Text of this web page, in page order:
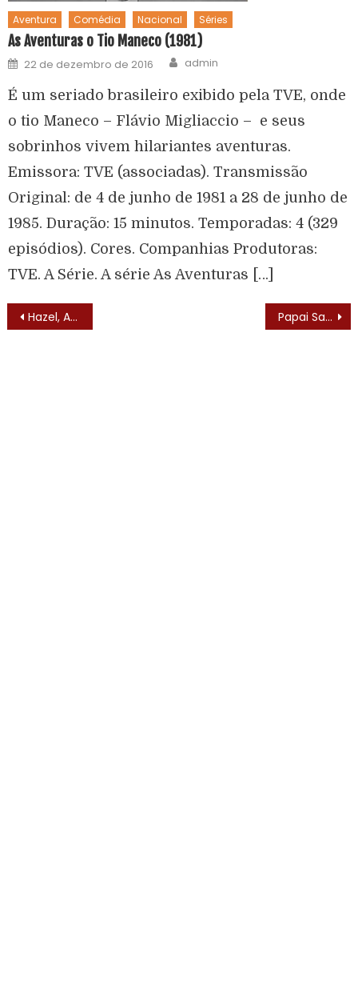
Aventura Comédia Nacional Séries
As Aventuras o Tio Maneco (1981)
22 de dezembro de 2016 admin
É um seriado brasileiro exibido pela TVE, onde
o tio Maneco – Flávio Migliaccio – e seus
sobrinhos vivem hilariantes aventuras.
Emissora: TVE (associadas). Transmissão
Original: de 4 de junho de 1981 a 28 de junho de
1985. Duração: 15 minutos. Temporadas: 4 (329
episódios). Cores. Companhias Produtoras:
TVE. A Série. A série As Aventuras […]
Hazel, A Empregada Maluca (Hazel – 1961) – Elenco Papai Sabe Tudo (Father Knows Best – 1954) – Lista de Episódios